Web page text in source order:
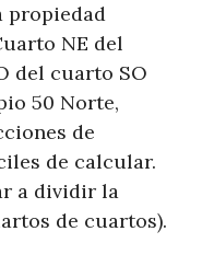
propiedad
NE del
del cuarto SO
50 Norte,
de
de calcular.
a dividir la
de cuartos).